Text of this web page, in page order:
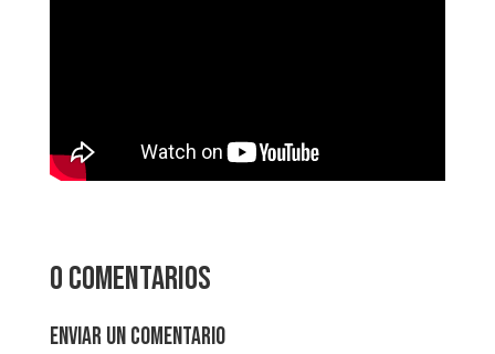
0 comentarios
Enviar un comentario